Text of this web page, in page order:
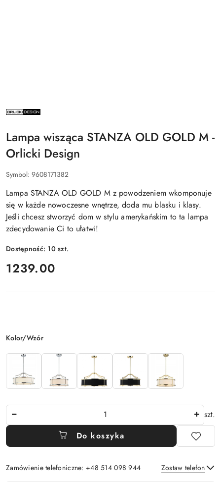
NAZWA
PRODUCENTA:
Lampa wisząca STANZA OLD GOLD M -
Orlicki Design
Symbol: 9608171382
Lampa STANZA OLD GOLD M z powodzeniem wkomponuje
się w każde nowoczesne wnętrze, doda mu blasku i klasy.
Jeśli chcesz stworzyć dom w stylu amerykańskim to ta lampa
zdecydowanie Ci to ułatwi!
Dostępność: 10szt.
cena:
1239.00
Wariant
Kolor/Wzór
szt.
Do koszyka
Zamówienie telefoniczne: +48 514 098 944 Zostaw telefon